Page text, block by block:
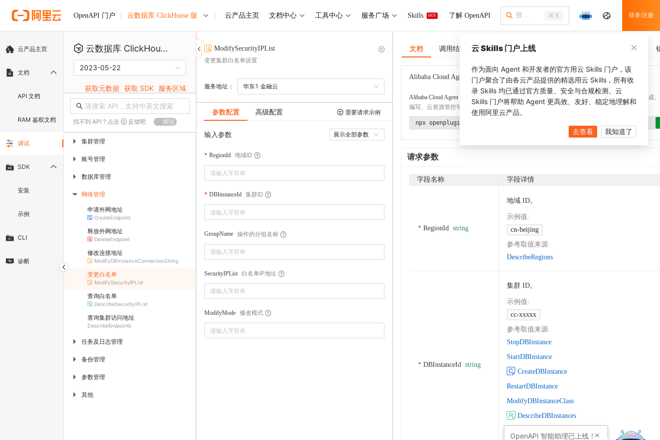
OpenAPI 门户 云数据库 ClickHouse 版 云产品主页 文档中心 工具中心 服务广场 Skills HOT 了解 OpenAPI ⌘ K 登录/注册
云产品主页
文档
API 文档
RAM 鉴权文档
调试
SDK
安装
示例
CLI
诊断
云数据库 ClickHouse 版
2023-05-22
获取元数据 获取 SDK 服务区域
找不到 API ? 点击 反馈吧 简洁
▶ 集群管理
▶ 账号管理
▶ 数据库管理
▶ 网络管理
申请外网地址
CreateEndpoint
释放外网地址
DeleteEndpoint
修改连接地址
ModifyDBInstanceConnectionString
变更白名单
ModifySecurityIPList
查询白名单
DescribeSecurityIPList
查询集群访问地址
DescribeEndpoints
▶ 任务及日志管理
▶ 备份管理
▶ 参数管理
▶ 其他
ModifySecurityIPList
变更集群白名单设置
服务地址： 华东1 金融云
参数配置 高级配置 需要请求示例
输入参数 展示全部参数
RegionId 地域ID
DBInstanceId 集群ID
GroupName 操作的分组名称
SecurityIPList 白名单IP地址
ModifyMode 修改模式
文档 调用结果 SDK 示例 CLI 示例 调用历史
Alibaba Cloud Agent Toolkit 了解更多
Alibaba Cloud Agent Toolkit
提供 Agent 插件、技能、MCP 配置和验证工具，涵盖 SDK 代码生成、
编写、云资源管控等能力。通过 alibabacloud-agent-toolkit-install 技能可快速完成本地配置。
npx openplugin aliyun/alibabacloud-agent-toolkit
请求参数
字段名称 字段详情
RegionId string
地域 ID。
示例值:
cn-beijing
参考取值来源:
DescribeRegions
DBInstanceId string
集群 ID。
示例值:
cc-xxxxx
参考取值来源:
StopDBInstance
StartDBInstance
CreateDBInstance
RestartDBInstance
ModifyDBInstanceClass
DescribeDBInstances
云 Skills 门户上线
作为面向 Agent 和开发者的官方用云 Skills 门户，该
门户聚合了由各云产品提供的精选用云 Skills，所有收
录 Skills 均已通过官方质量、安全与合规检测。云
Skills 门户将帮助 Agent 更高效、友好、稳定地理解和
使用阿里云产品。
去查看 我知道了
OpenAPI 智能助理已上线！